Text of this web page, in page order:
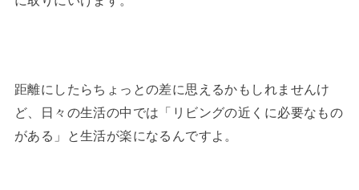
距離にしたらちょっとの差に思えるかもしれませんけ
ど、日々の生活の中では「リビングの近くに必要なもの
がある」と生活が楽になるんですよ。